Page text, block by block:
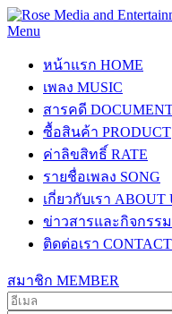
Menu
หน้าแรก HOME
เพลง MUSIC
สารคดี
ซื้อสินค้า PRODUCT
ค่าลิขสิทธิ์ RATE
รายชื่อเพลง SONG
เกี่ยวกับเรา ABOUT
ข่าวสารและกิจกรรม
ติดต่อเรา
สมาชิก MEMBER